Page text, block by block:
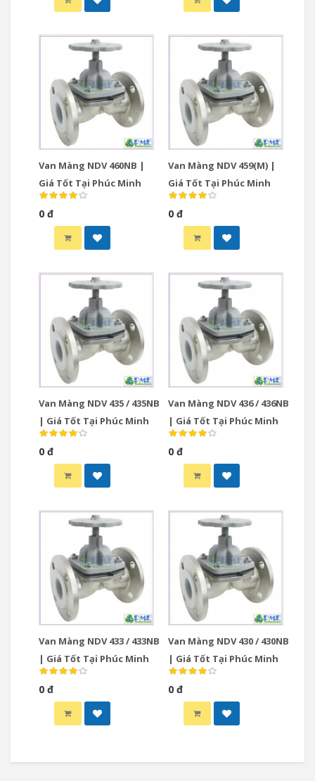
Van Màng NDV 460NB |
Giá Tốt Tại Phúc Minh
0 đ
Van Màng NDV 459(M) |
Giá Tốt Tại Phúc Minh
0 đ
Van Màng NDV 435 / 435NB
| Giá Tốt Tại Phúc Minh
0 đ
Van Màng NDV 436 / 436NB
| Giá Tốt Tại Phúc Minh
0 đ
Van Màng NDV 433 / 433NB
| Giá Tốt Tại Phúc Minh
0 đ
Van Màng NDV 430 / 430NB
| Giá Tốt Tại Phúc Minh
0 đ